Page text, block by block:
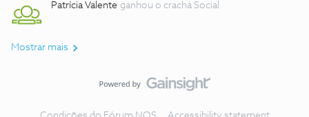
Patrícia Valente ganhou o crachá Social
Mostrar mais